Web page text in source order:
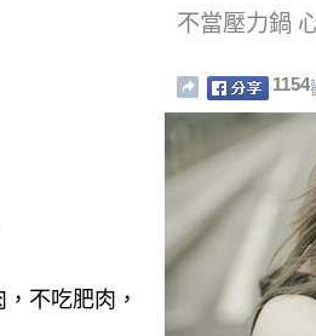
不吃肥肉，
不當壓力鍋
1154